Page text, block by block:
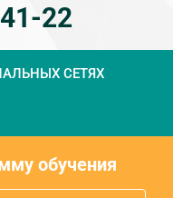
22
СЕТЯХ
обучения